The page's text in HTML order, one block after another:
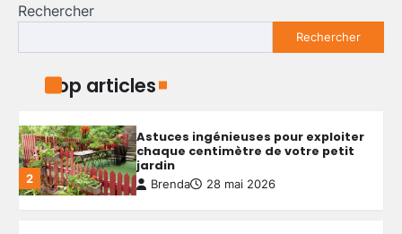
Rechercher
Rechercher
Top articles
Aménager un petit jardin autour
d’une piscine hors sol : conseils
pratiques et idées simples
2
Astuces ingénieuses pour exploiter
chaque centimètre de votre petit
jardin
Brenda 28 mai 2026